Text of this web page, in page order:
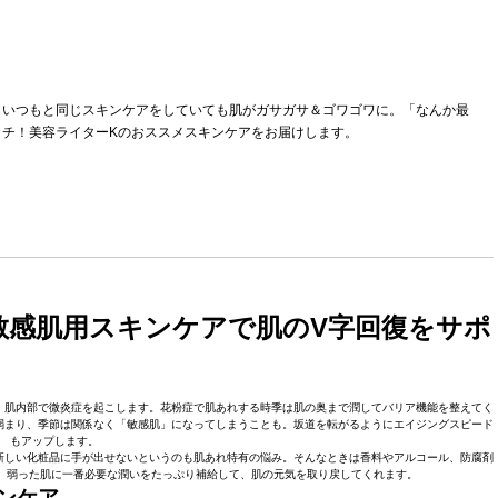
もと同じスキンケアをしていても肌がガサガサ＆ゴワゴワに。「なんか最
！美容ライターKのおススメスキンケアをお届けします。
肌用スキンケアで肌のV字回復をサポ
内部で微炎症を起こします。花粉症で肌あれする時季は肌の奥まで潤してバリア機能を整えてく
り、季節は関係なく「敏感肌」になってしまうことも。坂道を転がるようにエイジングスピード
もアップします。
い化粧品に手が出せないというのも肌あれ特有の悩み。そんなときは香料やアルコール、防腐剤
った肌に一番必要な潤いをたっぷり補給して、肌の元気を取り戻してくれます。